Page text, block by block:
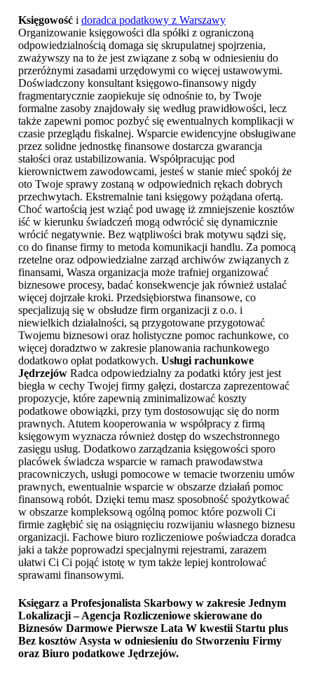
Księgowość i doradca podatkowy z Warszawy
Organizowanie księgowości dla spółki z ograniczoną
odpowiedzialnością domaga się skrupulatnej spojrzenia,
zważywszy na to że jest związane z sobą w odniesieniu do
przeróżnymi zasadami urzędowymi co więcej ustawowymi.
Doświadczony konsultant księgowo-finansowy nigdy
fragmentarycznie zaopiekuje się odnośnie to, by Twoje
formalne zasoby znajdowały się według prawidłowości, lecz
także zapewni pomoc pozbyć się ewentualnych komplikacji w
czasie przeglądu fiskalnej. Wsparcie ewidencyjne obsługiwane
przez solidne jednostkę finansowe dostarcza gwarancja
stałości oraz ustabilizowania. Współpracując pod
kierownictwem zawodowcami, jesteś w stanie mieć spokój że
oto Twoje sprawy zostaną w odpowiednich rękach dobrych
przechwytach. Ekstremalnie tani księgowy pożądana ofertą.
Choć wartością jest wziąć pod uwagę iż zmniejszenie kosztów
iść w kierunku świadczeń mogą odwrócić się dynamicznie
wrócić negatywnie. Bez wątpliwości brak motywu sądzi się,
co do finanse firmy to metoda komunikacji handlu. Za pomocą
rzetelne oraz odpowiedzialne zarząd archiwów związanych z
finansami, Wasza organizacja może trafniej organizować
biznesowe procesy, badać konsekwencje jak również ustalać
więcej dojrzałe kroki. Przedsiębiorstwa finansowe, co
specjalizują się w obsłudze firm organizacji z o.o. i
niewielkich działalności, są przygotowane przygotować
Twojemu biznesowi oraz holistyczne pomoc rachunkowe, co
więcej doradztwo w zakresie planowania rachunkowego
dodatkowo opłat podatkowych. Usługi rachunkowe
Jędrzejów Radca odpowiedzialny za podatki który jest jest
biegła w cechy Twojej firmy gałęzi, dostarcza zaprezentować
propozycje, które zapewnią zminimalizować koszty
podatkowe obowiązki, przy tym dostosowując się do norm
prawnych. Atutem kooperowania w współpracy z firmą
księgowym wyznacza również dostęp do wszechstronnego
zasięgu usług. Dodatkowo zarządzania księgowości sporo
placówek świadcza wsparcie w ramach prawodawstwa
pracowniczych, usługi pomocowe w temacie tworzeniu umów
prawnych, ewentualnie wsparcie w obszarze działań pomoc
finansową robót. Dzięki temu masz sposobność spożytkować
w obszarze kompleksową ogólną pomoc które pozwoli Ci
firmie zagłębić się na osiągnięciu rozwijaniu własnego biznesu
organizacji. Fachowe biuro rozliczeniowe poświadcza doradca
jaki a także poprowadzi specjalnymi rejestrami, zarazem
ułatwi Ci Ci pojąć istotę w tym także lepiej kontrolować
sprawami finansowymi.
Księgarz a Profesjonalista Skarbowy w zakresie Jednym
Lokalizacji – Agencja Rozliczeniowe skierowane do
Biznesów Darmowe Pierwsze Lata W kwestii Startu plus
Bez kosztów Asysta w odniesieniu do Stworzeniu Firmy
oraz Biuro podatkowe Jędrzejów.